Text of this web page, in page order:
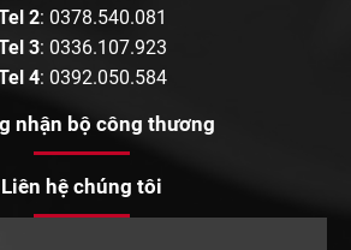
2: 0378.540.081
3: 0336.107.923
4: 0392.050.584
nhận bộ công thương
Liên hệ chúng tôi